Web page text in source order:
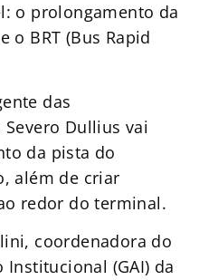
o prolongamento da
o BRT (Bus Rapid
das
Dullius vai
da pista do
além de criar
redor do terminal.
coordenadora do
Institucional (GAI) da